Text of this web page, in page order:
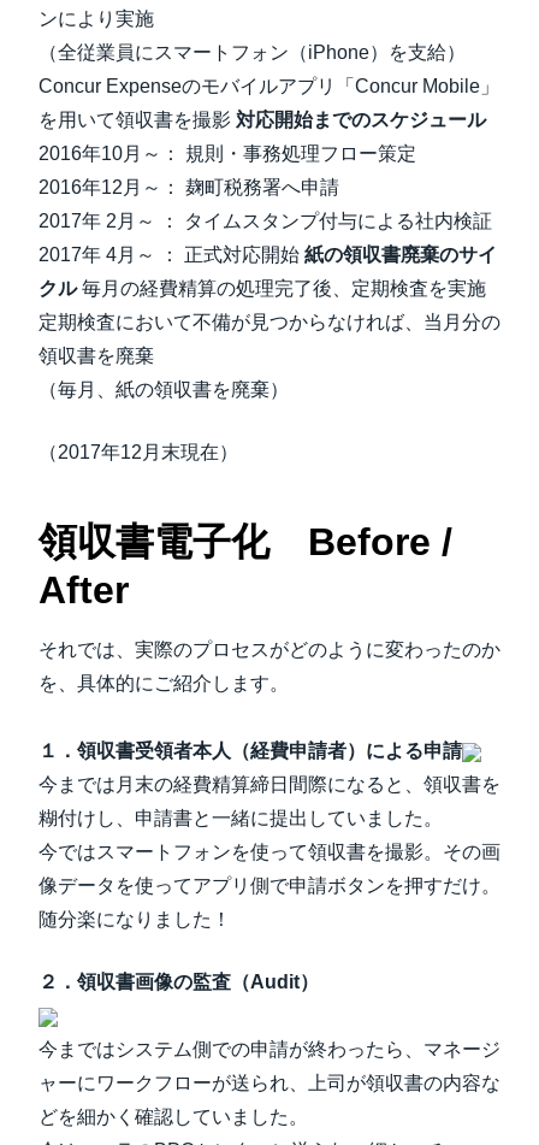
ンにより実施
（全従業員にスマートフォン（iPhone）を支給）
Concur Expenseのモバイルアプリ「Concur Mobile」
を用いて領収書を撮影 対応開始までのスケジュール
2016年10月～： 規則・事務処理フロー策定
2016年12月～： 麹町税務署へ申請
2017年 2月～ ： タイムスタンプ付与による社内検証
2017年 4月～ ： 正式対応開始 紙の領収書廃棄のサイ
クル毎月の経費精算の処理完了後、定期検査を実施
定期検査において不備が見つからなければ、当月分の
領収書を廃棄
（毎月、紙の領収書を廃棄）
（2017年12月末現在）
領収書電子化 Before /
After
それでは、実際のプロセスがどのように変わったのか
を、具体的にご紹介します。
１．領収書受領者本人（経費申請者）による申請
今までは月末の経費精算締日間際になると、領収書を
糊付けし、申請書と一緒に提出していました。
今ではスマートフォンを使って領収書を撮影。その画
像データを使ってアプリ側で申請ボタンを押すだけ。
随分楽になりました！
２．領収書画像の監査（Audit）
今まではシステム側での申請が終わったら、マネージ
ャーにワークフローが送られ、上司が領収書の内容な
どを細かく確認していました。